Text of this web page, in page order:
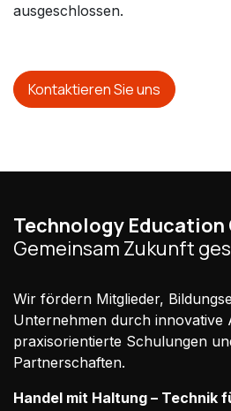
ausgeschlossen.
Kontaktieren Sie uns
Technology Education
Gemeinsam Zukunft
Wir fördern Mitglieder,
Unternehmen durch innovative
praxisorientierte Schulungen
Partnerschaften.
Handel mit Haltung – Technik